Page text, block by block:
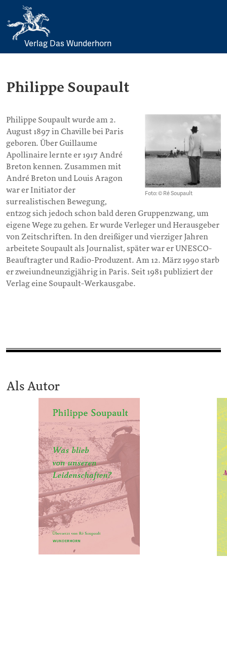
Skip
Verlag Das Wunderhorn
Philippe Soupault
Foto: © Ré Soupault
Philippe Soupault wurde am 2.
August 1897 in Chaville bei Paris
geboren. Über Guillaume
Apollinaire lernte er 1917 André
Breton kennen. Zusammen mit
André Breton und Louis Aragon
war er Initiator der
surrealistischen Bewegung,
entzog sich jedoch schon bald deren Gruppenzwang, um
eigene Wege zu gehen. Er wurde Verleger und Herausgeber
von Zeitschriften. In den dreißiger und vierziger Jahren
arbeitete Soupault als Journalist, später war er UNESCO-
Beauftragter und Radio-Produzent. Am 12. März 1990 starb
er zweiundneunzigjährig in Paris. Seit 1981 publiziert der
Verlag eine Soupault-Werkausgabe.
Als Autor